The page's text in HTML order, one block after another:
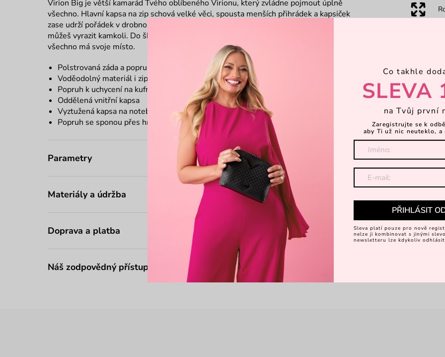
Virion Big je větší kamarád Tvého oblíbeného Virionu, který zvládne pojmout úplně
všechno. Hlavní kapsa na zip schová velké věci, spousta menších přihrádek a kapsiček
zase udrží pořádek v drobnostech. Popruh přes prsa drží batoh tam, kde má být, a Ty
můžeš vyrazit kamkoli. Do školy, do města nebo za dobrodružstvím. S jistotou, že
všechno má svoje místo.
Polstrovaná záda a popruhy
Voděodolný materiál i zipy
Popruh k uchycení na kufr
Oddělená vnitřní kapsa
Vyztužená kapsa na notebook
Popruh se sponou přes hrudník
Parametry
Materiály a údržba
Doprava a platba
Náš zodpovědný přístup
Co takhle
SLEVA
na Tvůj první
Zaregistrujte se k
aby Ti už nic neuteklo, a
PŘIHLÁSIT
Sleva platí pouze pro nově
nelze ji kombinovat s jinými
newsletteru lze kdykoliv